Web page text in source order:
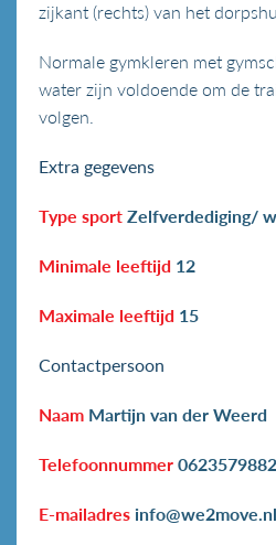
zijkant (rechts) van het
Normale gymkleren met
water zijn voldoende om de
volgen.
Extra gegevens
Type sport Zelfverdediging/
Minimale leeftijd 12
Maximale leeftijd 15
Contactpersoon
Naam Martijn van der Weerd
Telefoonnummer 0623579882
E-mailadres info@we2move.nl